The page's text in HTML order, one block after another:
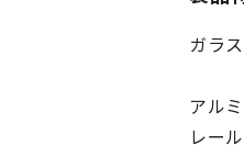
ガラ
アル
レー